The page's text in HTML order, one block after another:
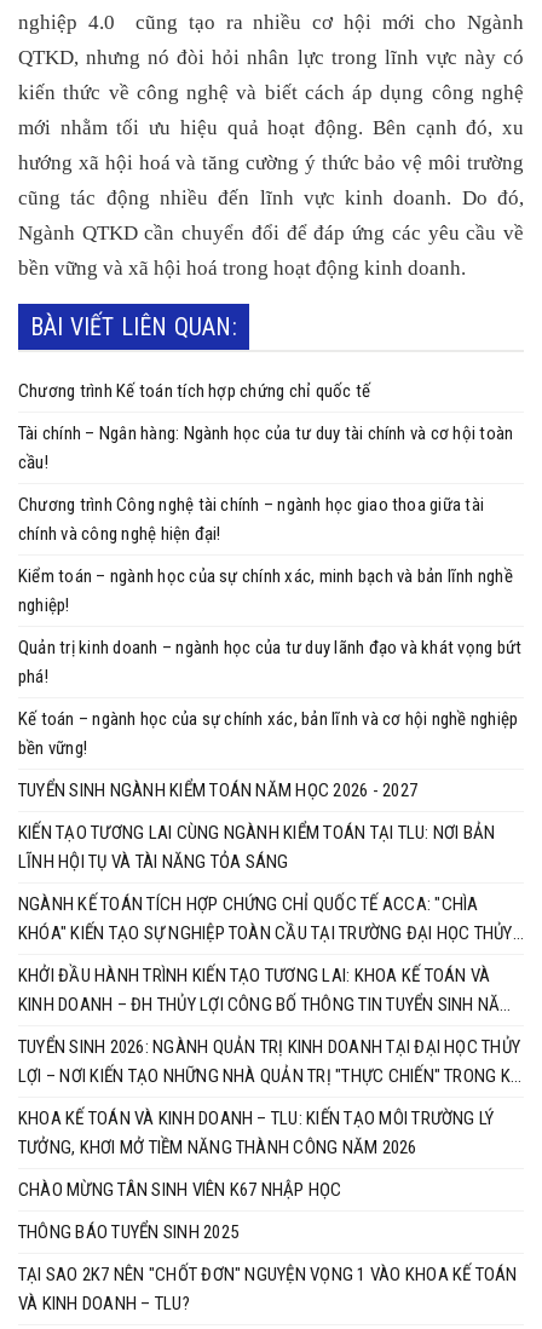
nghiệp 4.0 cũng tạo ra nhiều cơ hội mới cho Ngành
QTKD, nhưng nó đòi hỏi nhân lực trong lĩnh vực này có
kiến thức về công nghệ và biết cách áp dụng công nghệ
mới nhằm tối ưu hiệu quả hoạt động. Bên cạnh đó, xu
hướng xã hội hoá và tăng cường ý thức bảo vệ môi trường
cũng tác động nhiều đến lĩnh vực kinh doanh. Do đó,
Ngành QTKD cần chuyển đổi để đáp ứng các yêu cầu về
bền vững và xã hội hoá trong hoạt động kinh doanh.
BÀI VIẾT LIÊN QUAN:
Chương trình Kế toán tích hợp chứng chỉ quốc tế
Tài chính – Ngân hàng: Ngành học của tư duy tài chính và cơ hội toàn
cầu!
Chương trình Công nghệ tài chính – ngành học giao thoa giữa tài
chính và công nghệ hiện đại!
Kiểm toán – ngành học của sự chính xác, minh bạch và bản lĩnh nghề
nghiệp!
Quản trị kinh doanh – ngành học của tư duy lãnh đạo và khát vọng bứt
phá!
Kế toán – ngành học của sự chính xác, bản lĩnh và cơ hội nghề nghiệp
bền vững!
TUYỂN SINH NGÀNH KIỂM TOÁN NĂM HỌC 2026 - 2027
KIẾN TẠO TƯƠNG LAI CÙNG NGÀNH KIỂM TOÁN TẠI TLU: NƠI BẢN
LĨNH HỘI TỤ VÀ TÀI NĂNG TỎA SÁNG
​NGÀNH KẾ TOÁN TÍCH HỢP CHỨNG CHỈ QUỐC TẾ ACCA: "CHÌA
KHÓA" KIẾN TẠO SỰ NGHIỆP TOÀN CẦU TẠI TRƯỜNG ĐẠI HỌC THỦY
KHỞI ĐẦU HÀNH TRÌNH KIẾN TẠO TƯƠNG LAI: KHOA KẾ TOÁN VÀ
KINH DOANH – ĐH THỦY LỢI CÔNG BỐ THÔNG TIN TUYỂN SINH NĂM
2026
TUYỂN SINH 2026: NGÀNH QUẢN TRỊ KINH DOANH TẠI ĐẠI HỌC THỦY
LỢI – NƠI KIẾN TẠO NHỮNG NHÀ QUẢN TRỊ "THỰC CHIẾN" TRONG KỶ
NGUYÊN SỐ
​KHOA KẾ TOÁN VÀ KINH DOANH – TLU: KIẾN TẠO MÔI TRƯỜNG LÝ
TƯỞNG, KHƠI MỞ TIỀM NĂNG THÀNH CÔNG NĂM 2026
CHÀO MỪNG TÂN SINH VIÊN K67 NHẬP HỌC
THÔNG BÁO TUYỂN SINH 2025
TẠI SAO 2K7 NÊN "CHỐT ĐƠN" NGUYỆN VỌNG 1 VÀO KHOA KẾ TOÁN
VÀ KINH DOANH – TLU?